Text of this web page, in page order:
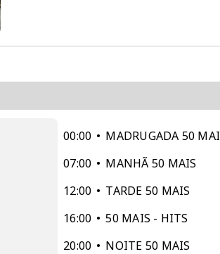
00:00
MADRUGADA 50
07:00
MANHÃ 50 MAIS
12:00
TARDE 50 MAIS
16:00
50 MAIS - HITS
20:00
NOITE 50 MAIS